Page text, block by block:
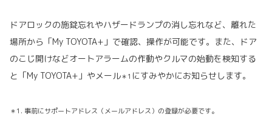
ドアロックの施錠忘れやハザードランプの消し忘れなど、離れた
場所から「My TOYOTA+」で確認、操作が可能です。また、ドア
のこじ開けなどオートアラームの作動やクルマの始動を検知する
と「My TOYOTA+」やメール＊1 にすみやかにお知らせします。
＊1. 事前にサポートアドレス（メールアドレス）の登録が必要です。